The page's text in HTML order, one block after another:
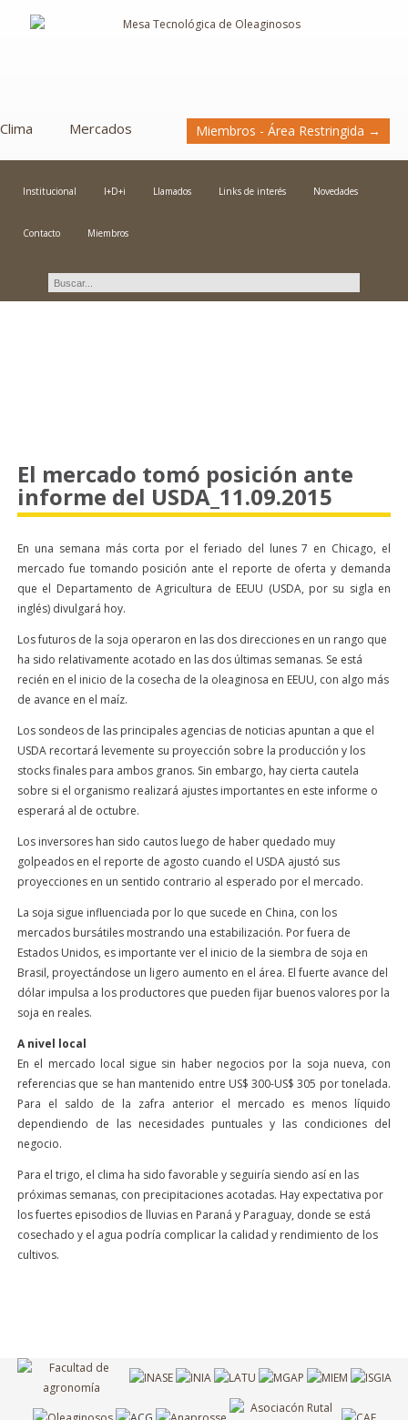
Clima Mercados Miembros - Área Restringida →
Institucional I+D+i Llamados Links de interés Novedades
Contacto Miembros
El mercado tomó posición ante
informe del USDA_11.09.2015
En una semana más corta por el feriado del lunes 7 en Chicago, el
mercado fue tomando posición ante el reporte de oferta y demanda
que el Departamento de Agricultura de EEUU (USDA, por su sigla en
inglés) divulgará hoy.
Los futuros de la soja operaron en las dos direcciones en un rango que
ha sido relativamente acotado en las dos últimas semanas. Se está
recién en el inicio de la cosecha de la oleaginosa en EEUU, con algo más
de avance en el maíz.
Los sondeos de las principales agencias de noticias apuntan a que el
USDA recortará levemente su proyección sobre la producción y los
stocks finales para ambos granos. Sin embargo, hay cierta cautela
sobre si el organismo realizará ajustes importantes en este informe o
esperará al de octubre.
Los inversores han sido cautos luego de haber quedado muy
golpeados en el reporte de agosto cuando el USDA ajustó sus
proyecciones en un sentido contrario al esperado por el mercado.
La soja sigue influenciada por lo que sucede en China, con los
mercados bursátiles mostrando una estabilización. Por fuera de
Estados Unidos, es importante ver el inicio de la siembra de soja en
Brasil, proyectándose un ligero aumento en el área. El fuerte avance del
dólar impulsa a los productores que pueden fijar buenos valores por la
soja en reales.
A nivel local
En el mercado local sigue sin haber negocios por la soja nueva, con
referencias que se han mantenido entre US$ 300-US$ 305 por tonelada.
Para el saldo de la zafra anterior el mercado es menos líquido
dependiendo de las necesidades puntuales y las condiciones del
negocio.
Para el trigo, el clima ha sido favorable y seguiría siendo así en las
próximas semanas, con precipitaciones acotadas. Hay expectativa por
los fuertes episodios de lluvias en Paraná y Paraguay, donde se está
cosechado y el agua podría complicar la calidad y rendimiento de los
cultivos.